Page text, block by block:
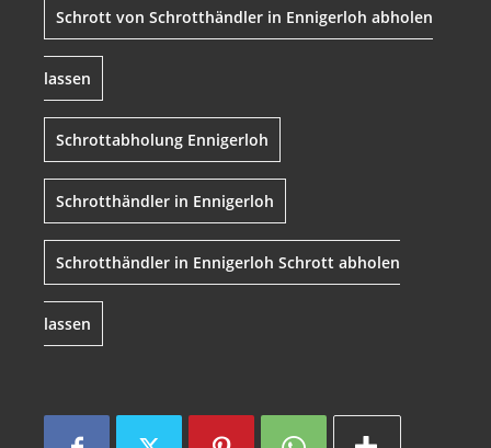
Schrott von Schrotthändler in Ennigerloh abholen
lassen
Schrottabholung Ennigerloh
Schrotthändler in Ennigerloh
Schrotthändler in Ennigerloh Schrott abholen
lassen